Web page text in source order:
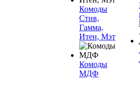
Комоды
Стив,
Гамма,
Итен, Мэт
Комоды
МДФ